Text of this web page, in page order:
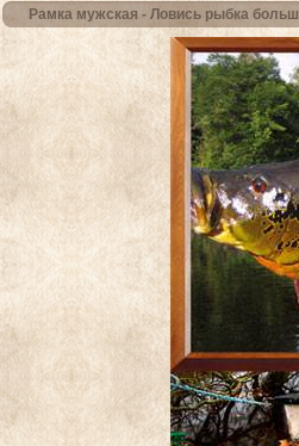
Рамка мужская - Ловись рыбка